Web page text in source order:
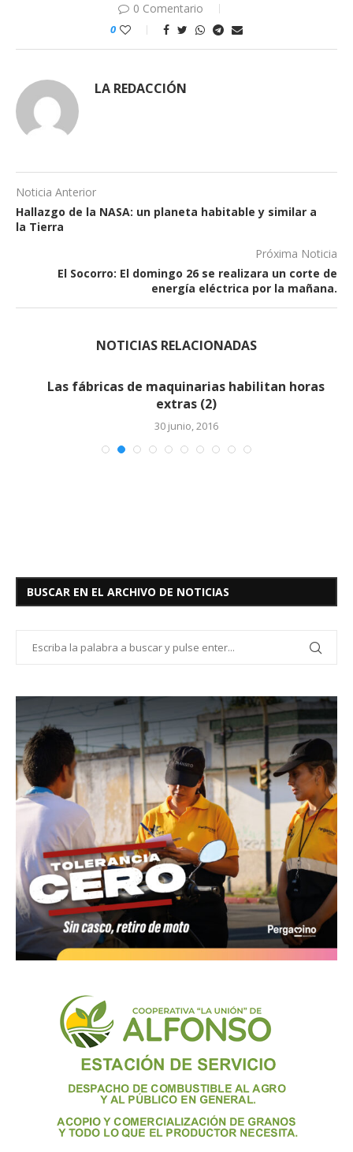
0 Comentario
0
LA REDACCIÓN
Noticia Anterior
Hallazgo de la NASA: un planeta habitable y similar a
la Tierra
Próxima Noticia
El Socorro: El domingo 26 se realizara un corte de
energía eléctrica por la mañana.
NOTICIAS RELACIONADAS
Las fábricas de maquinarias habilitan horas
extras (2)
30 junio, 2016
BUSCAR EN EL ARCHIVO DE NOTICIAS